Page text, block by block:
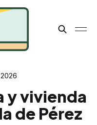
y vivienda
de Pérez